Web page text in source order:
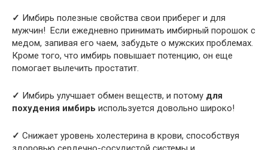
✓ Имбирь полезные свойства свои приберег и для
мужчин! Если ежедневно принимать имбирный порошок с
медом, запивая его чаем, забудьте о мужских проблемах.
Кроме того, что имбирь повышает потенцию, он еще
помогает вылечить простатит.
✓ Имбирь улучшает обмен веществ, и потому для
похудения имбирь используется довольно широко!
✓ Снижает уровень холестерина в крови, способствуя